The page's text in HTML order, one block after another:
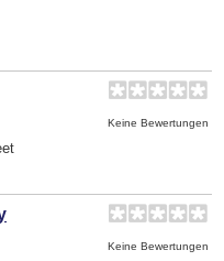
Keine Bewertungen
Keine Bewertungen